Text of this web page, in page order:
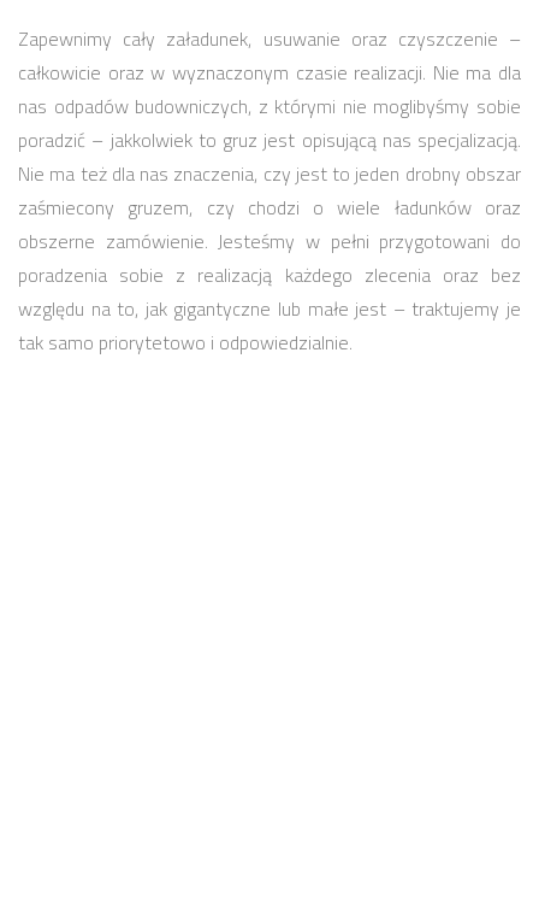
Zapewnimy cały załadunek, usuwanie oraz czyszczenie –
całkowicie oraz w wyznaczonym czasie realizacji. Nie ma dla
nas odpadów budowniczych, z którymi nie moglibyśmy sobie
poradzić – jakkolwiek to gruz jest opisującą nas specjalizacją.
Nie ma też dla nas znaczenia, czy jest to jeden drobny obszar
zaśmiecony gruzem, czy chodzi o wiele ładunków oraz
obszerne zamówienie. Jesteśmy w pełni przygotowani do
poradzenia sobie z realizacją każdego zlecenia oraz bez
względu na to, jak gigantyczne lub małe jest – traktujemy je
tak samo priorytetowo i odpowiedzialnie.